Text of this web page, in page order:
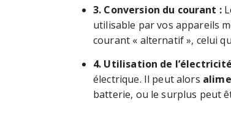
3. Conversion du courant :
utilisable par vos appareils
courant « alternatif », celui
4. Utilisation de
électrique. Il peut alors
batterie, ou le surplus peut